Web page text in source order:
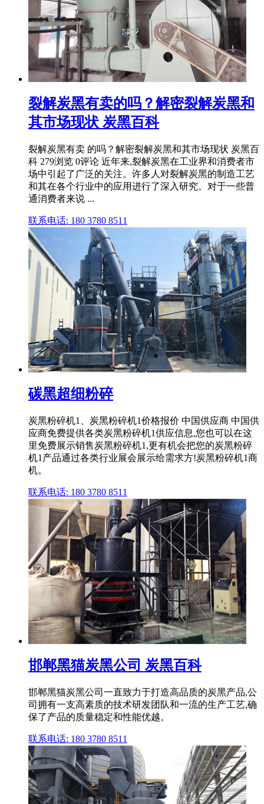
裂解炭黑有卖的吗？解密裂解炭黑和
其市场现状 炭黑百科
裂解炭黑有卖 的吗？解密裂解炭黑和其市场现状 炭黑百
科 279浏览 0评论 近年来,裂解炭黑在工业界和消费者市
场中引起了广泛的关注。许多人对裂解炭黑的制造工艺
和其在各个行业中的应用进行了深入研究。对于一些普
通消费者来说 ...
联系电话: 180 3780 8511
碳黑超细粉碎
炭黑粉碎机1、炭黑粉碎机1价格报价 中国供应商 中国供
应商免费提供各类炭黑粉碎机1供应信息,您也可以在这
里免费展示销售炭黑粉碎机1,更有机会把您的炭黑粉碎
机1产品通过各类行业展会展示给需求方!炭黑粉碎机1商
机。
联系电话: 180 3780 8511
邯郸黑猫炭黑公司 炭黑百科
邯郸黑猫炭黑公司一直致力于打造高品质的炭黑产品,公
司拥有一支高素质的技术研发团队和一流的生产工艺,确
保了产品的质量稳定和性能优越。
联系电话: 180 3780 8511